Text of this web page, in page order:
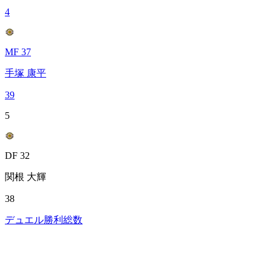
4
MF 37
手塚 康平
39
5
DF 32
関根 大輝
38
デュエル勝利総数